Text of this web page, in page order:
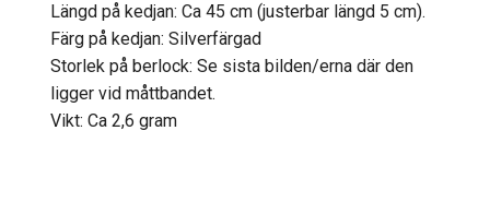
Längd på kedjan: Ca 45 cm (justerbar längd 5 cm).
Färg på kedjan: Silverfärgad
Storlek på berlock: Se sista bilden/erna där den
ligger vid måttbandet.
Vikt: Ca 2,6 gram